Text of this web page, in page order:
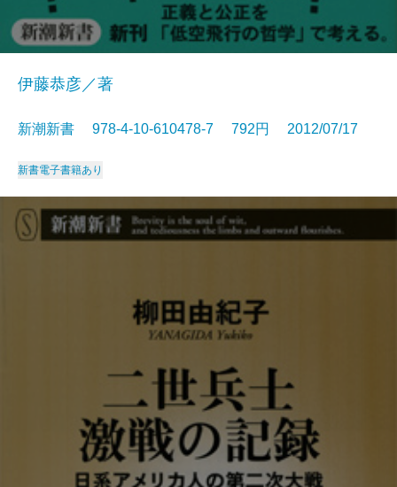
伊藤恭彦／著
新潮新書 978-4-10-610478-7 792円 2012/07/17
新書電子書籍あり